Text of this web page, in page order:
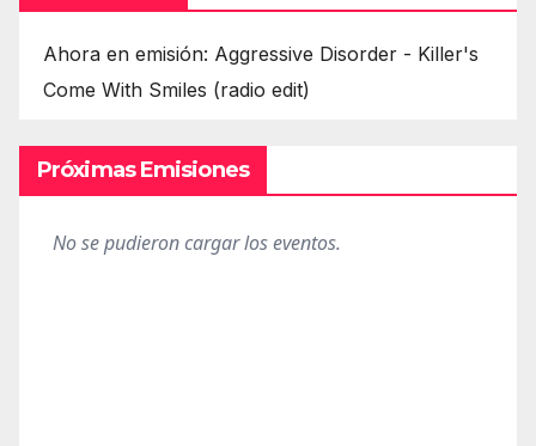
Ahora en emisión: Aggressive Disorder - Killer's
Come With Smiles (radio edit)
Próximas Emisiones